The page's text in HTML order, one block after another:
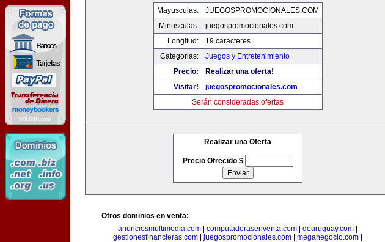
Mayusculas:
JUEGOSPROMOCIONALES.COM
Minusculas:
juegospromocionales.com
Longitud:
19 caracteres
Categorias:
Juegos y Entretenimiento
Precio:
Realizar una oferta!
Visitar!
juegospromocionales.com
Serán consideradas ofertas
Realizar una Oferta
Precio Ofrecido $
Otros dominios en venta:
anunciosmultimedia.com
computadorasenventa.com deuruguay.com
gestionesfinancieras.com
juegospromocionales.com meganegocio.com